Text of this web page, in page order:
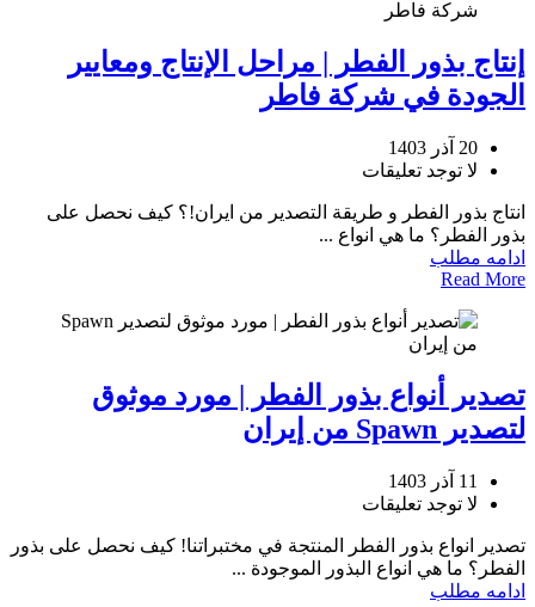
إنتاج بذور الفطر | مراحل الإنتاج ومعايير
الجودة في شركة فاطر
20 آذر 1403
لا توجد تعليقات
انتاج بذور الفطر و طريقة التصدير من ايران!؟ كيف نحصل على
بذور الفطر؟ ما هي انواع ...
ادامه مطلب
Read More
تصدير أنواع بذور الفطر | مورد موثوق
لتصدير Spawn من إيران
11 آذر 1403
لا توجد تعليقات
تصدير انواع بذور الفطر المنتجة في مختبراتنا! كيف نحصل على بذور
الفطر؟ ما هي انواع البذور الموجودة ...
ادامه مطلب